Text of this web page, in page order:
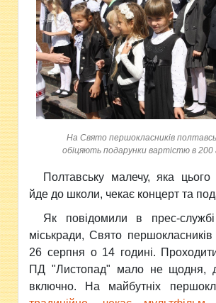
На Свято першокласників
обіцяють подарунки вартістю в 200
Полтавську малечу, яка
йде до школи, чекає концерт та
Як повідомили в прес-службі
міськради, Свято першокласників
26 серпня о 14 годині.
ПД "Листопад" мало не щодня,
включно. На майбутніх